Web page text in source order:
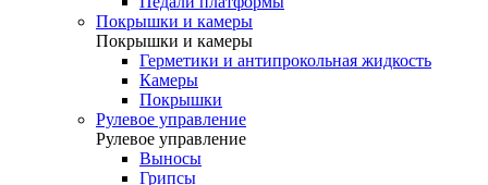
Покрышки и камеры
Покрышки и камеры
Герметики и антипрокольная жидкость
Камеры
Покрышки
Рулевое управление
Рулевое управление
Выносы
Грипсы